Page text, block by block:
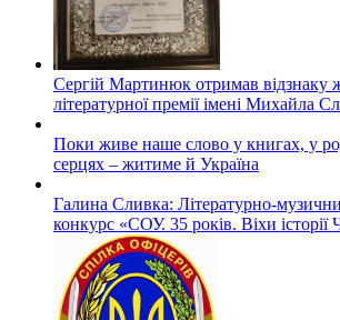
Сергій Мартинюк отримав відзнаку
літературної премії імені Михайла
Поки живе наше слово у книгах, у
серцях – житиме й Україна
Галина Сливка: Літературно-
конкурс «СОУ. 35 років. Віхи історії